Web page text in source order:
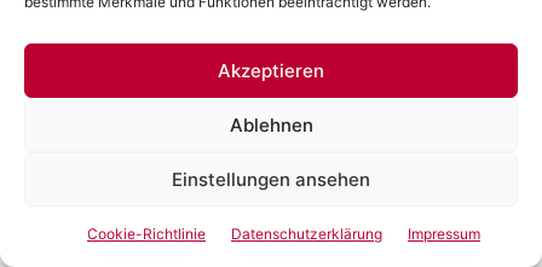
Akzeptieren
Ablehnen
Einstellungen ansehen
Cookie-Richtlinie Datenschutzerklärung Impressum